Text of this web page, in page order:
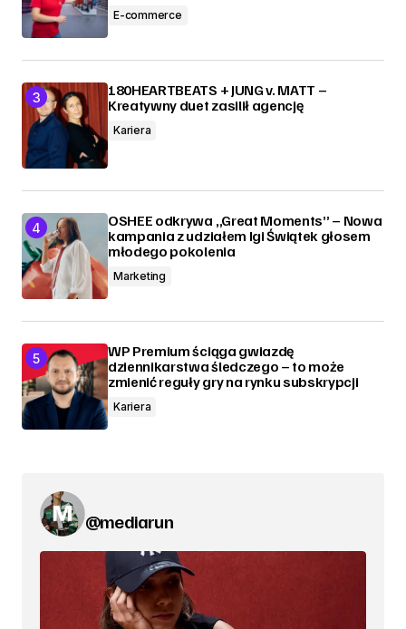
E-commerce
180HEARTBEATS + JUNG v. MATT –
Kreatywny duet zasilił agencję
Kariera
OSHEE odkrywa „Great Moments” – Nowa
kampania z udziałem Igi Świątek głosem
młodego pokolenia
Marketing
WP Premium ściąga gwiazdę
dziennikarstwa śledczego – to może
zmienić reguły gry na rynku subskrypcji
Kariera
@mediarun